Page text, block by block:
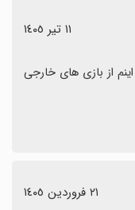
١١ تیر ١٤٠٥
٢١ فروردین ١٤٠٥